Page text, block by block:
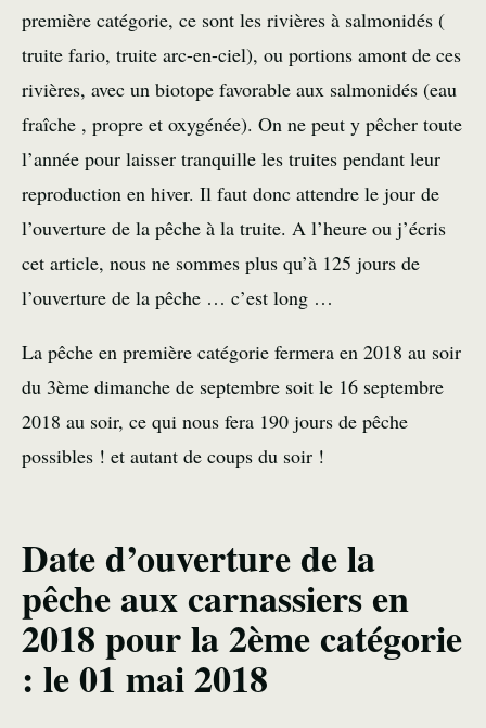
première catégorie, ce sont les rivières à salmonidés (
truite fario, truite arc-en-ciel), ou portions amont de ces
rivières, avec un biotope favorable aux salmonidés (eau
fraîche , propre et oxygénée). On ne peut y pêcher toute
l’année pour laisser tranquille les truites pendant leur
reproduction en hiver. Il faut donc attendre le jour de
l’ouverture de la pêche à la truite. A l’heure ou j’écris
cet article, nous ne sommes plus qu’à 125 jours de
l’ouverture de la pêche … c’est long …
La pêche en première catégorie fermera en 2018 au soir
du 3ème dimanche de septembre soit le 16 septembre
2018 au soir, ce qui nous fera 190 jours de pêche
possibles ! et autant de coups du soir !
Date d’ouverture de la
pêche aux carnassiers en
2018 pour la 2ème catégorie
: le 01 mai 2018